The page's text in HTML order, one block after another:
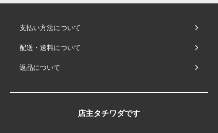
支払い方法について
配送・送料について
返品について
店主タチワダです